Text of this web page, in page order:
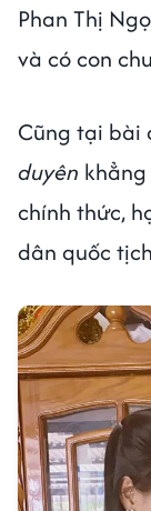
Phan Thị
và có con
Cũng tại bài
duyên
chính thức,
dân quốc